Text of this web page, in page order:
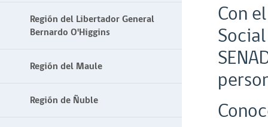
Región del Libertador General
Bernardo O'Higgins
Región del Maule
Región de Ñuble
Con